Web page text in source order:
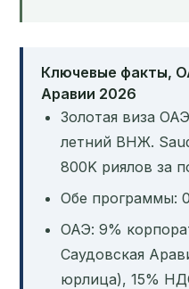
Ключевые факты,
Аравии 2026
Золотая виза
летний ВНЖ.
800K риялов за
Обе программы:
ОАЭ: 9%
Саудовская
юрлица), 15%